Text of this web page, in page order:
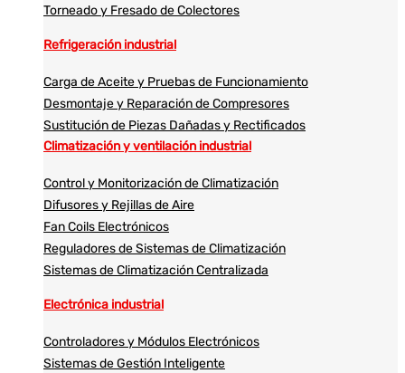
Torneado y Fresado de Colectores
Refrigeración industrial
Carga de Aceite y Pruebas de Funcionamiento
Desmontaje y Reparación de Compresores
Sustitución de Piezas Dañadas y Rectificados
Climatización y ventilación industrial
Control y Monitorización de Climatización
Difusores y Rejillas de Aire
Fan Coils Electrónicos
Reguladores de Sistemas de Climatización
Sistemas de Climatización Centralizada
Electrónica industrial
Controladores y Módulos Electrónicos
Sistemas de Gestión Inteligente